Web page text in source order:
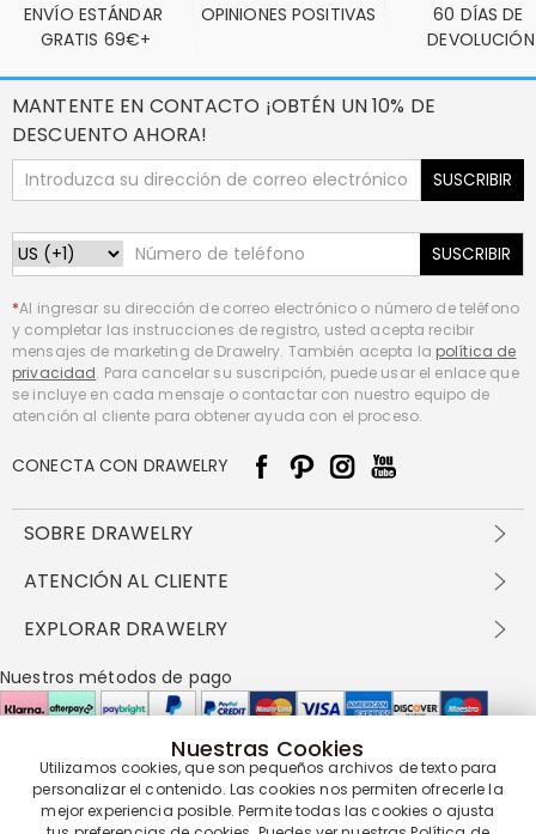
ENVÍO ESTÁNDAR
GRATIS 69€+
OPINIONES POSITIVAS
60 DÍAS DE
DEVOLUCIÓN
MANTENTE EN CONTACTO ¡OBTÉN UN 10% DE
DESCUENTO AHORA!
SUSCRIBIR
SUSCRIBIR
*Al ingresar su dirección de correo electrónico o número de teléfono
y completar las instrucciones de registro, usted acepta recibir
mensajes de marketing de Drawelry. También acepta la política de
privacidad. Para cancelar su suscripción, puede usar el enlace que
se incluye en cada mensaje o contactar con nuestro equipo de
atención al cliente para obtener ayuda con el proceso.
CONECTA CON DRAWELRY
SOBRE DRAWELRY
Sobre nosotros
política de privacidad
Preguntas frecuentes
Política de cookies
ATENCIÓN AL CLIENTE
Envío y entrega
Devolución en 60 días
Cómo cuidar
EXPLORAR DRAWELRY
Drawelry Prime
Programa de Recompensas
Nuestros métodos de pago
Nuestros socios de entrega
Nuestras Cookies
Utilizamos cookies, que son pequeños archivos de texto para
personalizar el contenido. Las cookies nos permiten ofrecerle la
mejor experiencia posible. Permite todas las cookies o ajusta